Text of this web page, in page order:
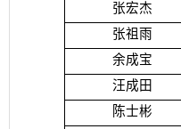
张宏杰
张祖雨
余成宝
汪成田
陈士彬